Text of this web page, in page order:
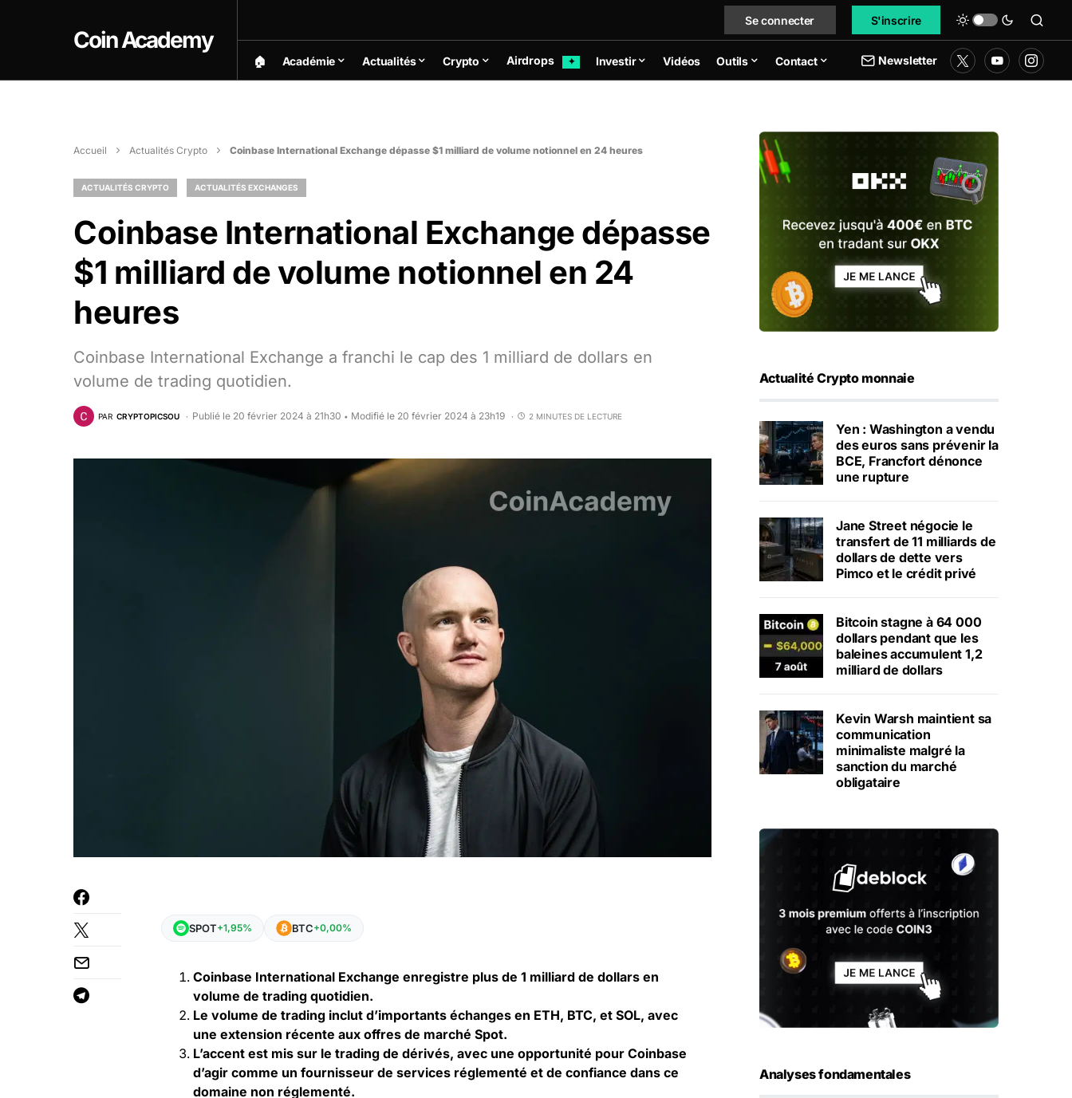
Coin Academy
Se connecter S'inscrire
🏠︎ Académie Actualités Crypto Airdrops ✦ Investir Vidéos Outils Contact Newsletter
Accueil Actualités Crypto Coinbase International Exchange dépasse $1 milliard de volume notionnel en 24 heures
ACTUALITÉS CRYPTO ACTUALITÉS EXCHANGES
Coinbase International Exchange dépasse
$1 milliard de volume notionnel en 24
heures
Coinbase International Exchange a franchi le cap des 1 milliard de dollars en
volume de trading quotidien.
PAR CRYPTOPICSOU Publié le 20 février 2024 à 21h30 • Modifié le 20 février 2024 à 23h19 2 MINUTES DE LECTURE
SPOT+1,95% BTC+0,00%
Coinbase International Exchange enregistre plus de 1 milliard de dollars en
volume de trading quotidien.
Le volume de trading inclut d’importants échanges en ETH, BTC, et SOL, avec
une extension récente aux offres de marché Spot.
L’accent est mis sur le trading de dérivés, avec une opportunité pour Coinbase
d’agir comme un fournisseur de services réglementé et de confiance dans ce
domaine non réglementé.
Actualité Crypto monnaie
Yen : Washington a vendu
des euros sans prévenir la
BCE, Francfort dénonce
une rupture
Jane Street négocie le
transfert de 11 milliards de
dollars de dette vers
Pimco et le crédit privé
Bitcoin stagne à 64 000
dollars pendant que les
baleines accumulent 1,2
milliard de dollars
Kevin Warsh maintient sa
communication
minimaliste malgré la
sanction du marché
obligataire
Analyses fondamentales